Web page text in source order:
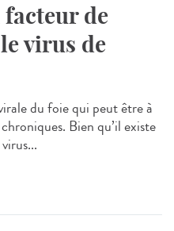
facteur de
virus de
du foie qui peut être à
Bien qu’il existe